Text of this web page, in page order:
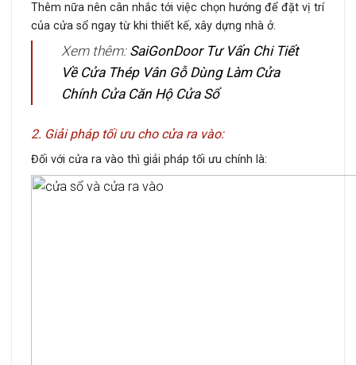
Thêm nữa nên cân nhắc tới việc chọn hướng để đặt vị trí
của cửa sổ ngay từ khi thiết kế, xây dựng nhà ở.
Xem thêm: SaiGonDoor Tư Vấn Chi Tiết
Về Cửa Thép Vân Gỗ Dùng Làm Cửa
Chính Cửa Căn Hộ Cửa Sổ
2. Giải pháp tối ưu cho cửa ra vào:
Đối với cửa ra vào thì giải pháp tối ưu chính là: